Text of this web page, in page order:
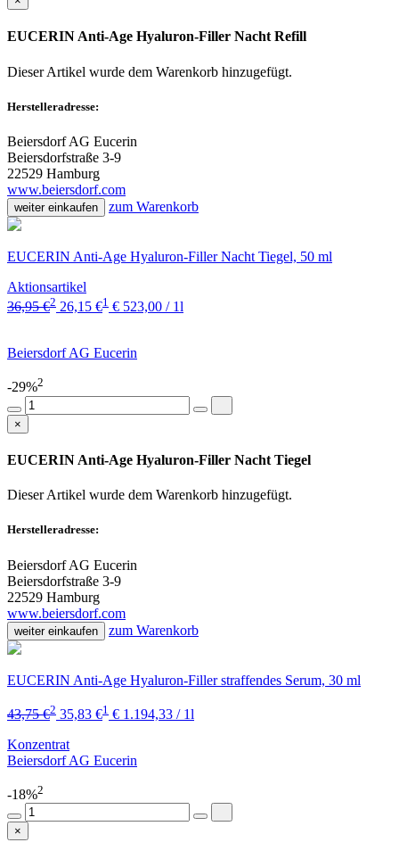
EUCERIN Anti-Age Hyaluron-Filler Nacht Refill
Dieser Artikel wurde dem Warenkorb hinzugefügt.
Herstelleradresse:
Beiersdorf AG Eucerin
Beiersdorfstraße 3-9
22529 Hamburg
www.beiersdorf.com
weiter einkaufen zum Warenkorb
EUCERIN Anti-Age Hyaluron-Filler Nacht Tiegel, 50 ml
Aktionsartikel
36,95 €2 26,15 €1 € 523,00 / 1l
Beiersdorf AG Eucerin
-29%2
×
EUCERIN Anti-Age Hyaluron-Filler Nacht Tiegel
Dieser Artikel wurde dem Warenkorb hinzugefügt.
Herstelleradresse:
Beiersdorf AG Eucerin
Beiersdorfstraße 3-9
22529 Hamburg
www.beiersdorf.com
weiter einkaufen zum Warenkorb
EUCERIN Anti-Age Hyaluron-Filler straffendes Serum, 30 ml
43,75 €2 35,83 €1 € 1.194,33 / 1l
Konzentrat
Beiersdorf AG Eucerin
-18%2
×